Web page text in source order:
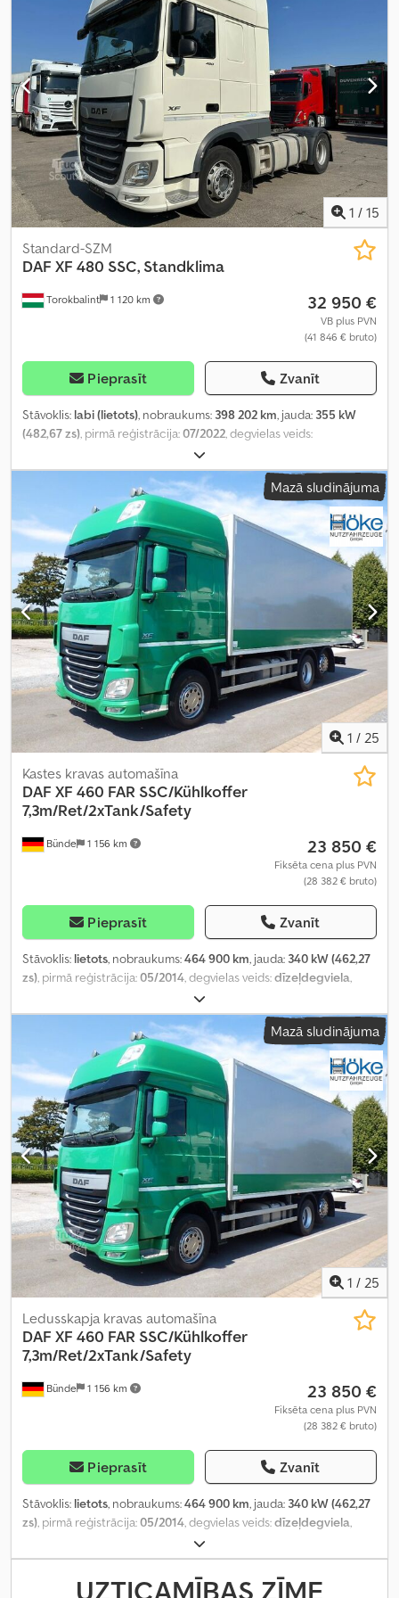
, kopējais augstums: 3 540 mm, Ražošanas gads:
Aprīkojums:ABS, Bluetooth, centrālā atslēga, elektriskais logu
regulators, elektriski regulējams spogulis, gaisa
kondicionēšana, kruīza kontrole, navigācijas sistēma, stāvvietas
gaisa kondicionieris, stāvvietas sildītājs, sēdekļa apsilde, vilces
kontroles sistēma
1 / 15
Torokbalint 1 120 km
Standard-SZM
DAF XF 480 SSC, Standklima
32 950 €
VB plus PVN
(41 846 € bruto)
Pieprasīt Zvanīt
Stāvoklis: labi (lietots), nobraukums: 398 202 km, jauda: 355 kW
(482,67 zs), pirmā reģistrācija:07/2022, degvielas veids:
, asu konfigurācija:4x2
krāsa:balts, vadītāja kabīne:gulēšanas kabīne, pārnesuma veids:
, emisijas klase:Euro 6, Ražošanas gads:2022,
ABS, AdBlue, EBS (Elektroniskā bremžu sistēma),
borta dators, centrālā atslēga, elektriskais logu regulators,
gaisa kondicionēšana, kvēpu filtrs, ledusskapis, miglas lukturi,
Mazā sludinājuma
1 / 25
Bünde 1 156 km
Kastes kravas automašīna
DAF XF 460 FAR SSC/Kühlkoffer
7,3m/Ret/2xTank/Safety
23 850 €
Fiksēta cena plus PVN
(28 382 € bruto)
Pieprasīt Zvanīt
Stāvoklis: lietots, nobraukums:464 900 km, jauda: 340 kW (462,27
zs), pirmā reģistrācija:05/2014, degvielas veids:dīzeļdegviela,
, asu konfigurācija:
pārbaude (TÜV):08/2027, bremzes:retardētājs, krāsa:zaļš,
automātisks, emisijas klase: Euro 6, krautuves
7 300 mm, iekraušanas vietas platums: 2 450 mm,
iekraušanas telpas augstums:2 550 mm , Ražošanas gads: 2014,
Aprīkojums:ABS, elektroniskā stabilitātes programma (ESP),
gaisa kondicionēšana, kvēpu filtrs, stāvvietas sildītājs
Mazā sludinājuma
1 / 25
Bünde 1 156 km
Ledusskapja kravas automašīna
DAF XF 460 FAR SSC/Kühlkoffer
7,3m/Ret/2xTank/Safety
23 850 €
Fiksēta cena plus PVN
(28 382 € bruto)
Pieprasīt Zvanīt
Stāvoklis: lietots, nobraukums:464 900 km, jauda: 340 kW (462,27
zs), pirmā reģistrācija:05/2014, degvielas veids:dīzeļdegviela,
, asu konfigurācija:
pārbaude (TÜV):08/2027, bremzes:retardētājs, krāsa:zaļš,
pārnesuma veids:automātisks , emisijas klase:Euro 6, krautuves
UZTICAMĪBAS ZĪME